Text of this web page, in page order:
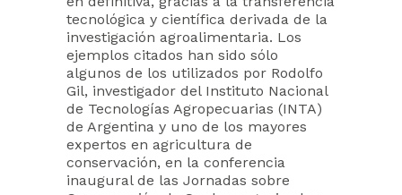
tecnológica y científica derivada de la
investigación agroalimentaria. Los
ejemplos citados han sido sólo
algunos de los utilizados por Rodolfo
Gil, investigador del Instituto Nacional
de Tecnologías Agropecuarias (INTA)
de Argentina y uno de los mayores
expertos en agricultura de
conservación, en la conferencia
inaugural de las Jornadas sobre